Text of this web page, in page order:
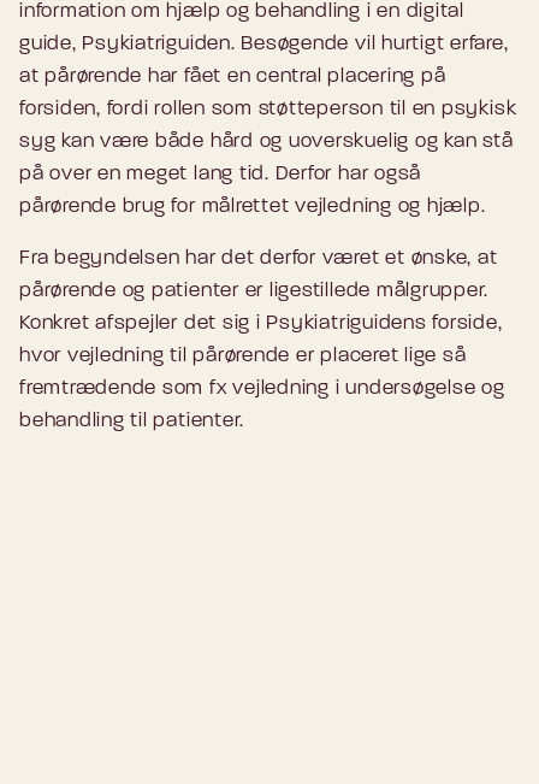
information om hjælp og behandling i en digital
guide, Psykiatriguiden. Besøgende vil hurtigt erfare,
at pårørende har fået en central placering på
forsiden, fordi rollen som støtteperson til en psykisk
syg kan være både hård og uoverskuelig og kan stå
på over en meget lang tid. Derfor har også
pårørende brug for målrettet vejledning og hjælp.
Fra begyndelsen har det derfor været et ønske, at
pårørende og patienter er ligestillede målgrupper.
Konkret afspejler det sig i Psykiatriguidens forside,
hvor vejledning til pårørende er placeret lige så
fremtrædende som fx vejledning i undersøgelse og
behandling til patienter.